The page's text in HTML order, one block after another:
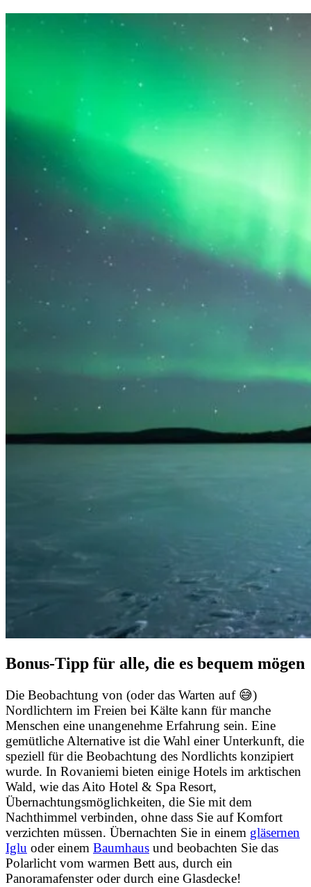
Bonus-Tipp für alle, die es bequem mögen
Die Beobachtung von (oder das Warten auf 😅)
Nordlichtern im Freien bei Kälte kann für manche
Menschen eine unangenehme Erfahrung sein. Eine
gemütliche Alternative ist die Wahl einer Unterkunft, die
speziell für die Beobachtung des Nordlichts konzipiert
wurde. In Rovaniemi bieten einige Hotels im arktischen
Wald, wie das Aito Hotel & Spa Resort,
Übernachtungsmöglichkeiten, die Sie mit dem
Nachthimmel verbinden, ohne dass Sie auf Komfort
verzichten müssen. Übernachten Sie in einem gläsernen
Iglu oder einem Baumhaus und beobachten Sie das
Polarlicht vom warmen Bett aus, durch ein
Panoramafenster oder durch eine Glasdecke!